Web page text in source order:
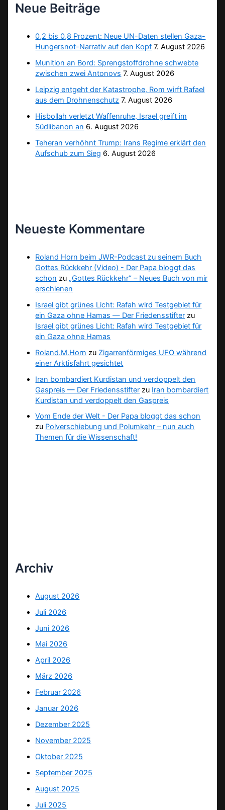
Neue Beiträge
0,2 bis 0,8 Prozent: Neue UN-Daten stellen Gaza-
Hungersnot-Narrativ auf den Kopf 7. August 2026
Munition an Bord: Sprengstoffdrohne schwebte
zwischen zwei Antonovs 7. August 2026
Leipzig entgeht der Katastrophe, Rom wirft Rafael
aus dem Drohnenschutz 7. August 2026
Hisbollah verletzt Waffenruhe, Israel greift im
Südlibanon an 6. August 2026
Teheran verhöhnt Trump: Irans Regime erklärt den
Aufschub zum Sieg 6. August 2026
Neueste Kommentare
Roland Horn beim JWR-Podcast zu seinem Buch
Gottes Rückkehr (Video) - Der Papa bloggt das
schon zu „Gottes Rückkehr“ – Neues Buch von mir
erschienen
Israel gibt grünes Licht: Rafah wird Testgebiet für
ein Gaza ohne Hamas — Der Friedensstifter zu
Israel gibt grünes Licht: Rafah wird Testgebiet für
ein Gaza ohne Hamas
Roland.M.Horn zu Zigarrenförmiges UFO während
einer Arktisfahrt gesichtet
Iran bombardiert Kurdistan und verdoppelt den
Gaspreis — Der Friedensstifter zu Iran bombardiert
Kurdistan und verdoppelt den Gaspreis
Vom Ende der Welt - Der Papa bloggt das schon
zu Polverschiebung und Polumkehr – nun auch
Themen für die Wissenschaft!
Archiv
August 2026
Juli 2026
Juni 2026
Mai 2026
April 2026
März 2026
Februar 2026
Januar 2026
Dezember 2025
November 2025
Oktober 2025
September 2025
August 2025
Juli 2025